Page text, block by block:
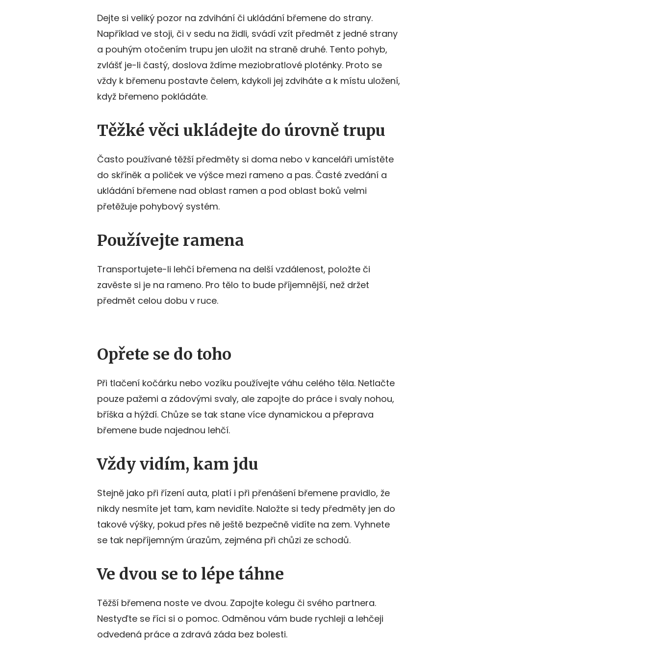
Dejte si veliký pozor na zdvihání či ukládání břemene do strany.
Například ve stoji, či v sedu na židli, svádí vzít předmět z jedné strany
a pouhým otočením trupu jen uložit na straně druhé. Tento pohyb,
zvlášť je-li častý, doslova ždíme meziobratlové ploténky. Proto se
vždy k břemenu postavte čelem, kdykoli jej zdviháte a k místu uložení,
když břemeno pokládáte.
Těžké věci ukládejte do úrovně trupu
Často používané těžší předměty si doma nebo v kanceláři umístěte
do skříněk a poliček ve výšce mezi rameno a pas. Časté zvedání a
ukládání břemene nad oblast ramen a pod oblast boků velmi
přetěžuje pohybový systém.
Používejte ramena
Transportujete-li lehčí břemena na delší vzdálenost, položte či
zavěste si je na rameno. Pro tělo to bude příjemnější, než držet
předmět celou dobu v ruce.
Opřete se do toho
Při tlačení kočárku nebo vozíku používejte váhu celého těla. Netlačte
pouze pažemi a zádovými svaly, ale zapojte do práce i svaly nohou,
bříška a hýždí. Chůze se tak stane více dynamickou a přeprava
břemene bude najednou lehčí.
Vždy vidím, kam jdu
Stejně jako při řízení auta, platí i při přenášení břemene pravidlo, že
nikdy nesmíte jet tam, kam nevidíte. Naložte si tedy předměty jen do
takové výšky, pokud přes ně ještě bezpečně vidíte na zem. Vyhnete
se tak nepříjemným úrazům, zejména při chůzi ze schodů.
Ve dvou se to lépe táhne
Těžší břemena noste ve dvou. Zapojte kolegu či svého partnera.
Nestyďte se říci si o pomoc. Odměnou vám bude rychleji a lehčeji
odvedená práce a zdravá záda bez bolesti.